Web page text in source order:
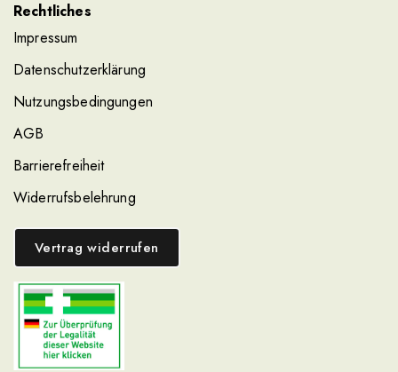
Rechtliches
Impressum
Datenschutzerklärung
Nutzungsbedingungen
AGB
Barrierefreiheit
Widerrufsbelehrung
Vertrag widerrufen